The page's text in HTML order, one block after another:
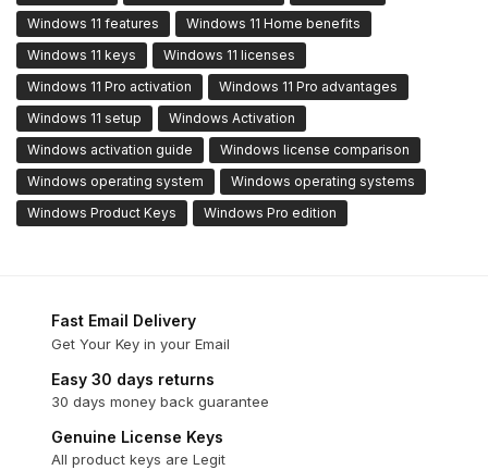
Windows 11 features
Windows 11 Home benefits
Windows 11 keys
Windows 11 licenses
Windows 11 Pro activation
Windows 11 Pro advantages
Windows 11 setup
Windows Activation
Windows activation guide
Windows license comparison
Windows operating system
Windows operating systems
Windows Product Keys
Windows Pro edition
Fast Email Delivery
Get Your Key in your Email
Easy 30 days returns
30 days money back guarantee
Genuine License Keys
All product keys are Legit